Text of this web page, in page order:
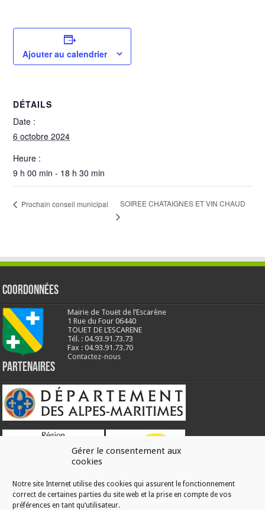
Gérer le consentement aux
cookies
Notre site Internet utilise des cookies qui assurent le fonctionnement
correct de certaines parties du site web et la prise en compte de vos
préférences en tant qu’utilisateur.
Ajouter au calendrier
DÉTAILS
Date :
6 octobre 2024
Heure :
9 h 00 min - 18 h 30 min
Prochain conseil municipal SOIREE CHATAIGNES ET VIN CHAUD
Coordonnées
Mairie de Touët de l’Escarène
1 Rue du Four 06440
TOUET DE L’ESCARENE
Tél. : 04.93.91.73.73
Fax : 04.93.91.73.70
Contactez-nous
Partenaires
RÉALISATION